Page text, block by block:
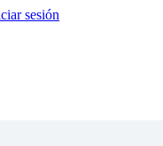
sesión